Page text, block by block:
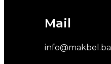
Mail
info@makbel.ba